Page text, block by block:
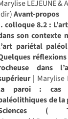
LEJEUNE &
Avant-propos
colloque 8.2 :
son contexte
pariétal
dans
| Marylise
paroi : cas
de la
(